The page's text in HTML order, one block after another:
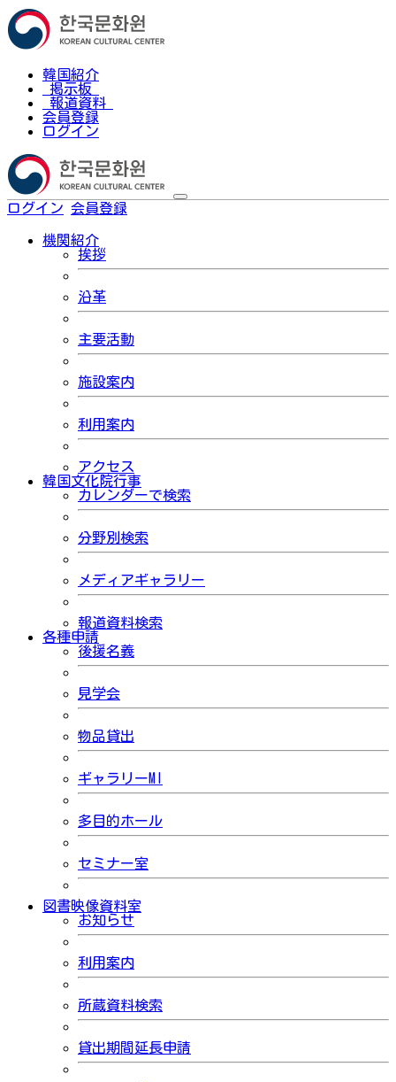
韓国紹介
掲示板
報道資料
会員登録
ログイン
ログイン 会員登録
機関紹介
挨拶
沿革
主要活動
施設案内
利用案内
アクセス
韓国文化院行事
カレンダーで検索
分野別検索
メディアギャラリー
報道資料検索
各種申請
後援名義
見学会
物品貸出
ギャラリーMI
多目的ホール
セミナー室
図書映像資料室
お知らせ
利用案内
所蔵資料検索
貸出期間延長申請